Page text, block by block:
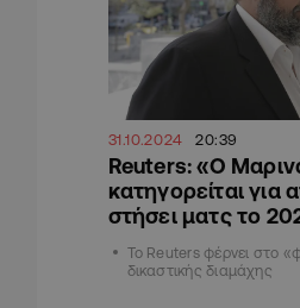
31.10.2024 20:39
Reuters: «Ο
κατηγορείται για
στήσει ματς το
Το Reuters φέρνει στο
δικαστικής διαμάχης